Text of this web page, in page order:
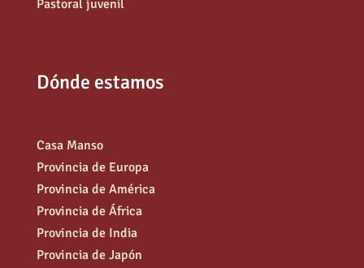
Pastoral juvenil
Dónde estamos
Casa Manso
Provincia de Europa
Provincia de América
Provincia de África
Provincia de India
Provincia de Japón